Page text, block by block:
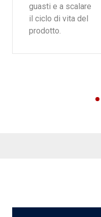
guasti e a scalare
il ciclo di vita del
prodotto.